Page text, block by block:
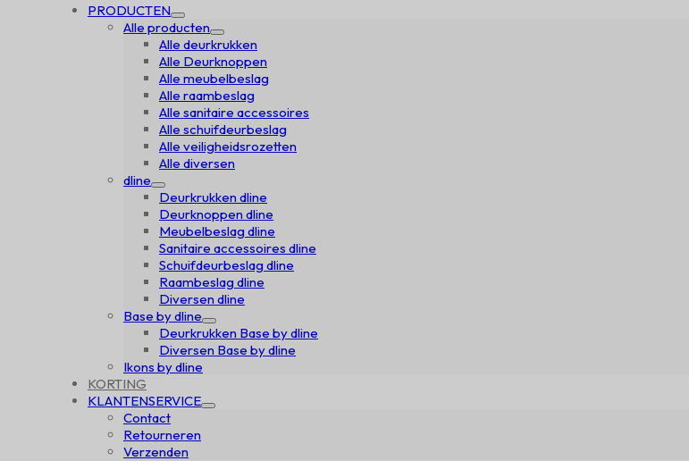
PRODUCTEN
Alle producten
Alle deurkrukken
Alle Deurknoppen
Alle meubelbeslag
Alle raambeslag
Alle sanitaire accessoires
Alle schuifdeurbeslag
Alle veiligheidsrozetten
Alle diversen
dline
Deurkrukken dline
Deurknoppen dline
Meubelbeslag dline
Sanitaire accessoires dline
Schuifdeurbeslag dline
Raambeslag dline
Diversen dline
Base by dline
Deurkrukken Base by dline
Diversen Base by dline
Ikons by dline
KORTING
KLANTENSERVICE
Contact
Retourneren
Verzenden